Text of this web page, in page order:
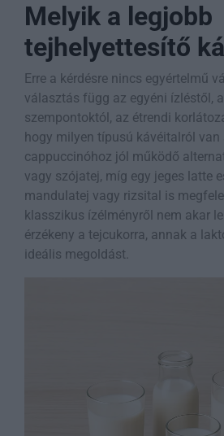
Melyik a legjobb
tejhelyettesítő
Erre a kérdésre nincs egyértelmű
választás függ az egyéni ízléstől,
szempontoktól, az étrendi
hogy milyen típusú kávéitalról van
cappuccinóhoz jól működő
vagy szójatej, míg egy jeges latte
mandulatej vagy rizsital is
klasszikus ízélményről nem akar
érzékeny a tejcukorra, annak a
ideális megoldást.